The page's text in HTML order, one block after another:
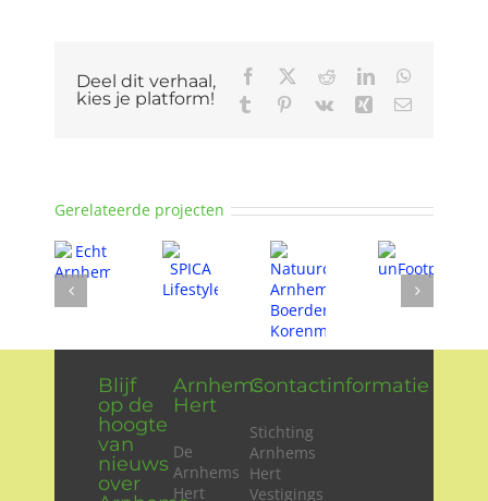
Deel dit verhaal,
kies je platform!
Facebook RedditLinkedIn
Tumblr Pinterest
Vk Xing E-
Gerelateerde projecten
Blijf
op de
hoogte
van
nieuws
over
Arnhems
Hert
De
Arnhems
Hert
Contactinformatie
Stichting
Arnhems
Hert
Vestigings